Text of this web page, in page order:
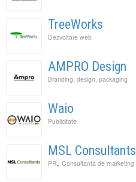
TreeWorks
Dezvoltare web
AMPRO Design
Branding, design, packaging
Waio
Publicitate
MSL Consultants
PR, Consultanta de marketing